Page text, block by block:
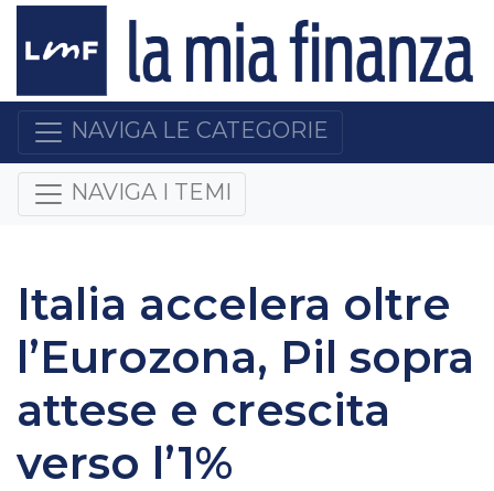
NAVIGA LE CATEGORIE
NAVIGA I TEMI
Italia accelera oltre
l’Eurozona, Pil sopra
attese e crescita
verso l’1%